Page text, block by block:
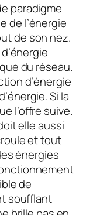
paradigme
de l’énergie
de son nez.
du réseau.
d’énergie
Si la
l’offre suive.
elle aussi
et tout
énergies
de
soufflant